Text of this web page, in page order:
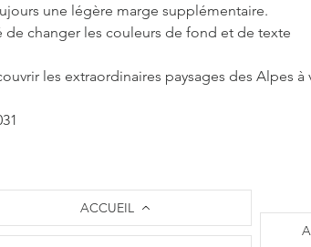
une légère marge supplémentaire.
de changer les couleurs de fond et de texte
les extraordinaires paysages des Alpes à
ACCUEIL